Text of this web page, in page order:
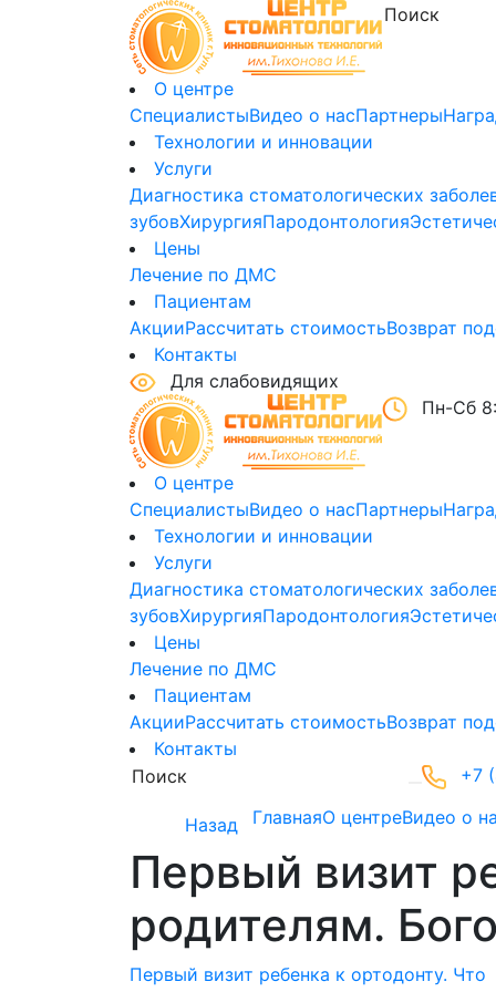
О центре
СпециалистыВидео о насПартнеры
Технологии и инновации
Услуги
Диагностика стоматологических
зубовХирургияПародонтология
Цены
Лечение по ДМС
Пациентам
АкцииРассчитать стоимостьВозврат
Контакты
Для слабовидящих
Пн-Сб
О центре
СпециалистыВидео о насПартнеры
Технологии и инновации
Услуги
Диагностика стоматологических
зубовХирургияПародонтология
Цены
Лечение по ДМС
Пациентам
АкцииРассчитать стоимостьВозврат
Контакты
+7
Назад ГлавнаяО центреВидео о
Первый визит
родителям.
Первый визит ребенка к ортодонту. Что